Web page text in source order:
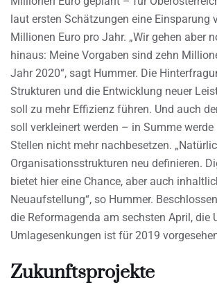
laut ersten Schätzungen eine Einsparung
Millionen Euro pro Jahr. „Wir gehen aber
hinaus: Meine Vorgaben sind zehn
Jahr 2020“, sagt Hummer. Die
Strukturen und die Entwicklung neuer
soll zu mehr Effizienz führen. Und auch
soll verkleinert werden – in Summe
Stellen nicht mehr nachbesetzen.
Organisationsstrukturen neu definieren.
bietet hier eine Chance, aber auch
Neuaufstellung“, so Hummer.
die Reformagenda am sechsten April, die
Umlagesenkungen ist für 2019
Zukunftsprojekte